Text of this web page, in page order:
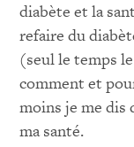
diabète et la
refaire du
(seul le temps
comment et
moins je me dis
ma santé.